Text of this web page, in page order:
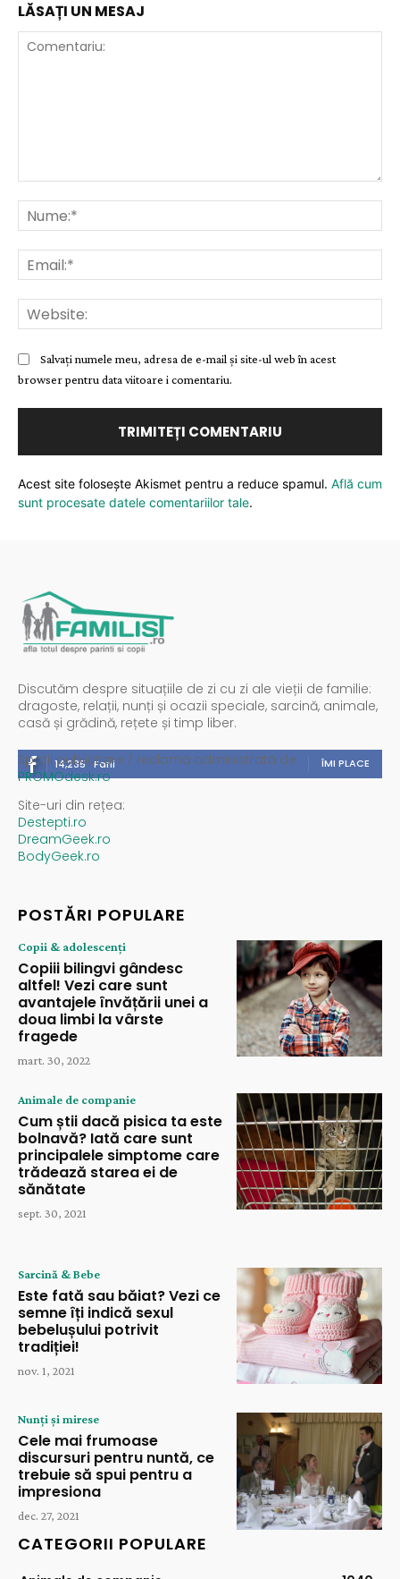
LĂSAȚI UN MESAJ
Salvați numele meu, adresa de e-mail și site-ul web în acest
browser pentru data viitoare i comentariu.
Acest site folosește Akismet pentru a reduce spamul. Află cum
sunt procesate datele comentariilor tale.
Discutăm despre situațiile de zi cu zi ale vieții de familie:
dragoste, relații, nunți și ocazii speciale, sarcină, animale,
casă și grădină, rețete și timp liber.
14,235 Fani ÎMI PLACE
Spații publicitare / reclamă administrată de
PROMOdesk.ro
Site-uri din rețea:
Destepti.ro
DreamGeek.ro
BodyGeek.ro
POSTĂRI POPULARE
Copii & adolescenți
Copiii bilingvi gândesc
altfel! Vezi care sunt
avantajele învățării unei a
doua limbi la vârste
fragede
mart. 30, 2022
Animale de companie
Cum știi dacă pisica ta este
bolnavă? Iată care sunt
principalele simptome care
trădează starea ei de
sănătate
sept. 30, 2021
Sarcină & Bebe
Este fată sau băiat? Vezi ce
semne îți indică sexul
bebelușului potrivit
tradiției!
nov. 1, 2021
Nunți și mirese
Cele mai frumoase
discursuri pentru nuntă, ce
trebuie să spui pentru a
impresiona
dec. 27, 2021
CATEGORII POPULARE